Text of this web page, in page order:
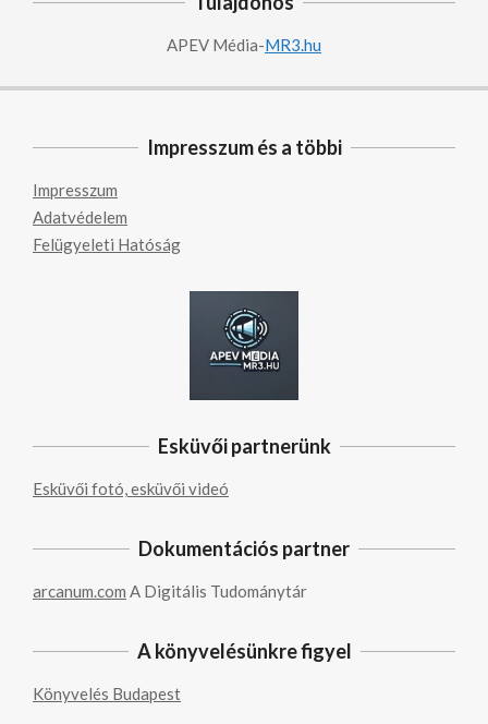
APEV Média-MR3.hu
Impresszum és a többi
Impresszum
Adatvédelem
Felügyeleti Hatóság
Esküvői partnerünk
Esküvői fotó, esküvői videó
Dokumentációs partner
arcanum.com A Digitális Tudománytár
A könyvelésünkre figyel
Könyvelés Budapest